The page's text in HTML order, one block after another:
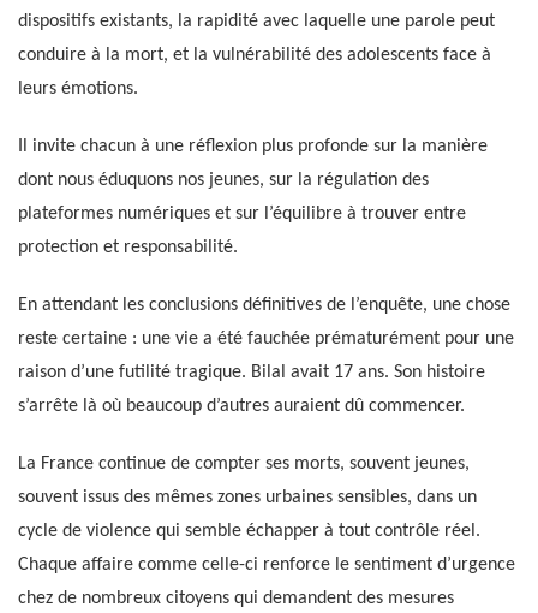
dispositifs existants, la rapidité avec laquelle une parole peut
conduire à la mort, et la vulnérabilité des adolescents face à
leurs émotions.
Il invite chacun à une réflexion plus profonde sur la manière
dont nous éduquons nos jeunes, sur la régulation des
plateformes numériques et sur l’équilibre à trouver entre
protection et responsabilité.
En attendant les conclusions définitives de l’enquête, une chose
reste certaine : une vie a été fauchée prématurément pour une
raison d’une futilité tragique. Bilal avait 17 ans. Son histoire
s’arrête là où beaucoup d’autres auraient dû commencer.
La France continue de compter ses morts, souvent jeunes,
souvent issus des mêmes zones urbaines sensibles, dans un
cycle de violence qui semble échapper à tout contrôle réel.
Chaque affaire comme celle-ci renforce le sentiment d’urgence
chez de nombreux citoyens qui demandent des mesures